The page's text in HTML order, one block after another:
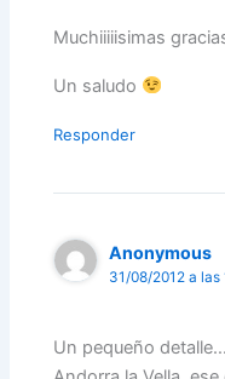
Muchiiiiisimas
Un saludo
Responder
Anonymous
31/08/2012 a las
Un pequeño